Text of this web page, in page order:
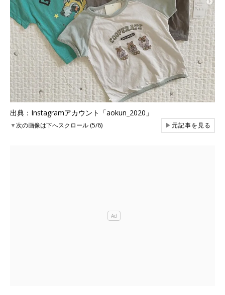
出典：Instagramアカウント「aokun_2020」
▼次の画像は下へスクロール (5/6) ▶元記事を見る